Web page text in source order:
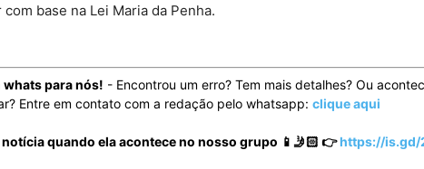
base na Lei Maria da Penha.
whats para nós! - Encontrou um erro? Tem mais detalhes? Ou
Entre em contato com a redação pelo whatsapp: clique aqui
notícia quando ela acontece no nosso grupo 📱🤳🏻 👉https://is.gd/